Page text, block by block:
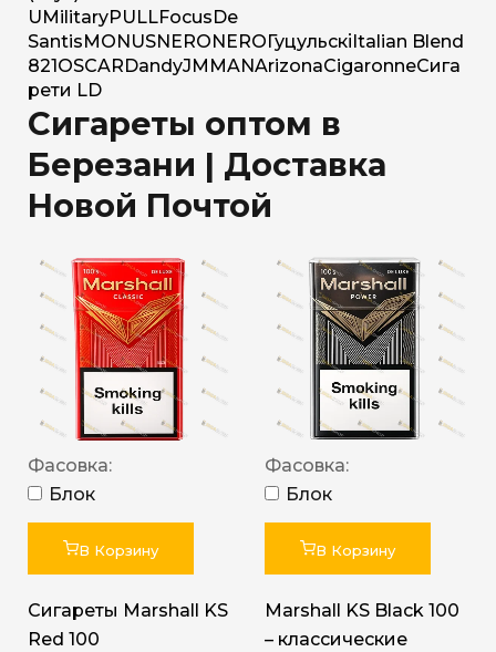
U MilitaryPULLFocus De
Santis MONUSNERO NERO Гуцульскі Italian Blend
821 OSCAR DandyJM MANArizonaCigaronneСига
рети LD
Сигареты оптом в
Березани | Доставка
Новой Почтой
Фасовка:
Блок
В Корзину
Сигареты Marshall KS
Red 100
Фасовка:
Блок
В Корзину
Marshall KS Black 100
– классические